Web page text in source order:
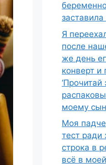
Я
после
же день
конверт и
моему
Моя
тест ради
строка в
всё в